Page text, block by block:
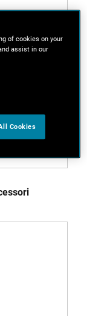
of cookies on your
assist in our
Cookies